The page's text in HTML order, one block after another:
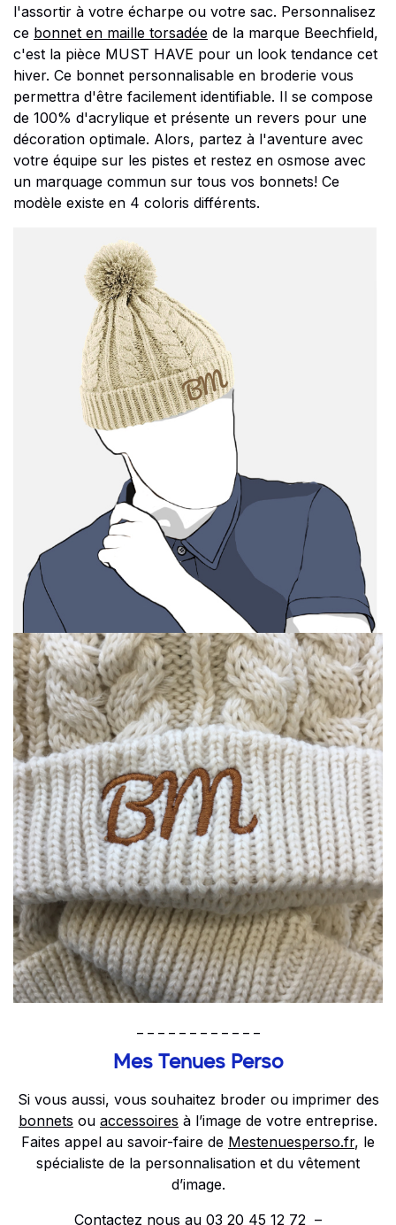
l'assortir à votre écharpe ou votre sac. Personnalisez
ce bonnet en maille torsadée de la marque Beechfield,
c'est la pièce MUST HAVE pour un look tendance cet
hiver. Ce bonnet personnalisable en broderie vous
permettra d'être facilement identifiable. Il se compose
de 100% d'acrylique et présente un revers pour une
décoration optimale. Alors, partez à l'aventure avec
votre équipe sur les pistes et restez en osmose avec
un marquage commun sur tous vos bonnets! Ce
modèle existe en 4 coloris différents.
Mes Tenues Perso
Si vous aussi, vous souhaitez broder ou imprimer des
bonnets ou accessoires à l’image de votre entreprise.
Faites appel au savoir-faire de Mestenuesperso.fr, le
spécialiste de la personnalisation et du vêtement
d’image.
Contactez nous au 03 20 45 12 72 –